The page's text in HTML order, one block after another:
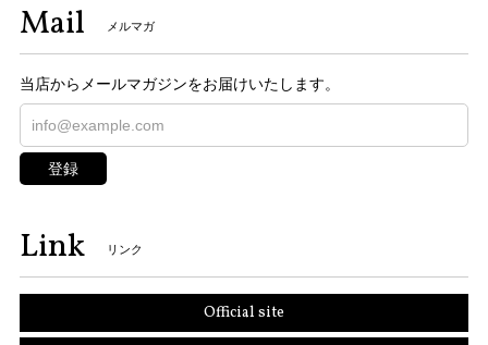
Mail メルマガ
当店からメールマガジンをお届けいたします。
登録
Link リンク
Official site